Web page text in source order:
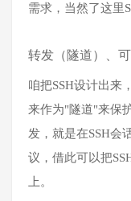
需求，当然了这里
转发（隧道）、
咱把SSH设计出来
来作为"隧道"来保
发，就是在SSH会
议，借此可以把
上。